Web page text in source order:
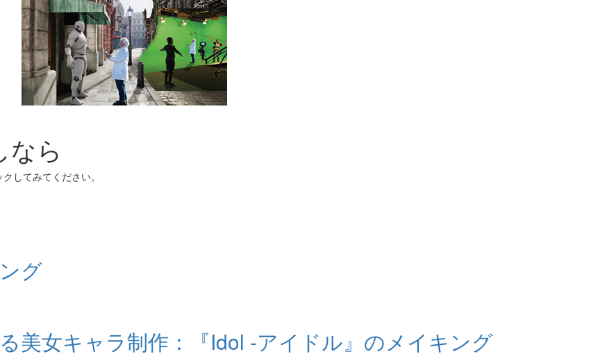
なら
してみてください。
グ
美女キャラ制作：『Idol -アイドル』のメイキング